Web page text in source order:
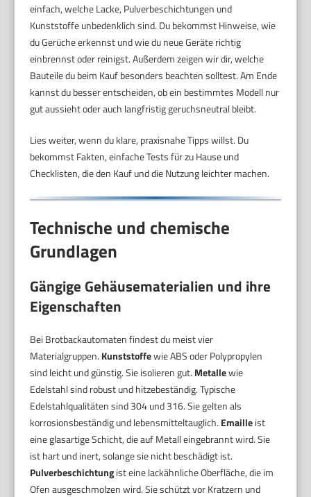
einfach, welche Lacke, Pulverbeschichtungen und
Kunststoffe unbedenklich sind. Du bekommst Hinweise, wie
du Gerüche erkennst und wie du neue Geräte richtig
einbrennst oder reinigst. Außerdem zeigen wir dir, welche
Bauteile du beim Kauf besonders beachten solltest. Am Ende
kannst du besser entscheiden, ob ein bestimmtes Modell nur
gut aussieht oder auch langfristig geruchsneutral bleibt.
Lies weiter, wenn du klare, praxisnahe Tipps willst. Du
bekommst Fakten, einfache Tests für zu Hause und
Checklisten, die den Kauf und die Nutzung leichter machen.
Technische und chemische
Grundlagen
Gängige Gehäusematerialien und ihre
Eigenschaften
Bei Brotbackautomaten findest du meist vier
Materialgruppen. Kunststoffewie ABS oder Polypropylen
sind leicht und günstig. Sie isolieren gut. Metallewie
Edelstahl sind robust und hitzebeständig. Typische
Edelstahlqualitäten sind 304 und 316. Sie gelten als
korrosionsbeständig und lebensmitteltauglich. Emailleist
eine glasartige Schicht, die auf Metall eingebrannt wird. Sie
ist hart und inert, solange sie nicht beschädigt ist.
Pulverbeschichtungist eine lackähnliche Oberfläche, die im
Ofen ausgeschmolzen wird. Sie schützt vor Kratzern und